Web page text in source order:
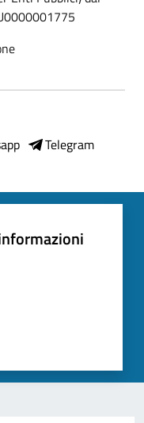
Telegram